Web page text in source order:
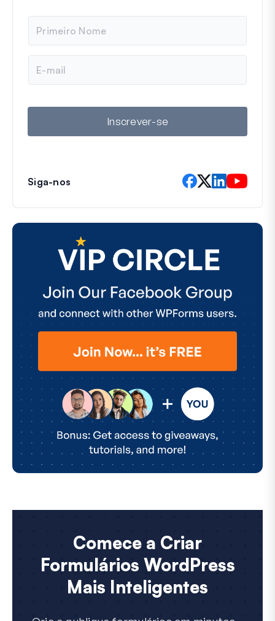
m
e
m
i
Inscrever-se
Siga-nos
Comece a Criar
Formulários WordPress
Mais Inteligentes